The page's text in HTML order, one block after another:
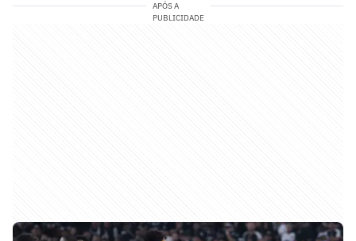
APÓS A
PUBLICIDADE